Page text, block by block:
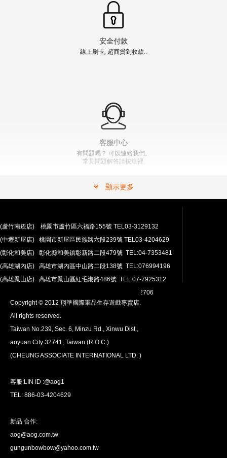
加入購物車
安全付款
線上刷卡, 超商貨到收款..
客服中心
有問題嗎？ 可以連絡我們。
常見問題解答請按這裡.
安心購買
100％付款保護。 簡單
退貨政策
全球配送
我們將運送至全球
顯示更多
(蘆竹南崁店) 桃園市蘆竹區六福路155號 TEL03-3129132
(中壢新屋店) 桃園市新屋區民族路六段239號 TEL03-4204629
(彰化和美店) 彰化縣和美鎮彰新路二段479號 TEL:04-7353481
(高雄湖內店) 高雄市湖內區中山路二段138號 TEL:076994196
(高雄鳳山店) 高雄市鳳山區紅毛港路486號 TEL:07-7925312
翔準網路部門:TEL 03-4202763 03-4202706
Copyright © 2012 翔準國際軍品生存遊戲專賣店.
All rights reserved.
Taiwan No.239, Sec. 6, Minzu Rd., Xinwu Dist.,
aoyuan City 32741, Taiwan (R.O.C.)
(CHEUNG ASSOCIATE INTERNATIONAL LTD. )
客服:LIN ID :@aog1
TEL: 886-03-4204629
新品 合作:
aog@aog.com.tw
gungunbowbow@yahoo.com.tw